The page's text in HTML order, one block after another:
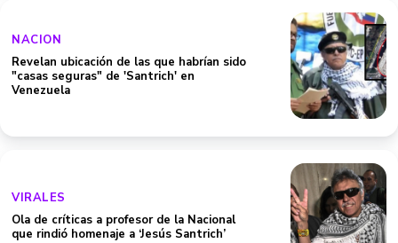
NACION
Revelan ubicación de las que habrían sido
"casas seguras" de 'Santrich' en
Venezuela
VIRALES
Ola de críticas a profesor de la Nacional
que rindió homenaje a ‘Jesús Santrich’